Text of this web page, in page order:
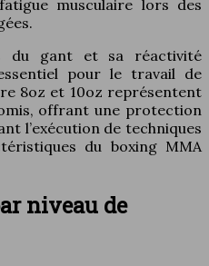
musculaire lors des
du gant et sa réactivité
pour le travail de
8oz et 10oz représentent
offrant une protection
l’exécution de techniques
du boxing MMA
niveau de